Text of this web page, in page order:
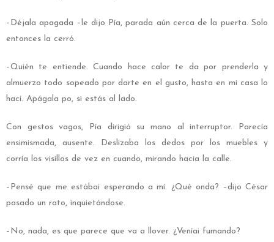
–Déjala apagada –le dijo Pía, parada aún cerca de la puerta. Solo
entonces la cerró.
–Quién te entiende. Cuando hace calor te da por prenderla y
almuerzo todo sopeado por darte en el gusto, hasta en mi casa lo
hací. Apágala po, si estás al lado.
Con gestos vagos, Pía dirigió su mano al interruptor. Parecía
ensimismada, ausente. Deslizaba los dedos por los muebles y
corría los visillos de vez en cuando, mirando hacia la calle.
–Pensé que me estábai esperando a mí. ¿Qué onda? –dijo César
pasado un rato, inquietándose.
–No, nada, es que parece que va a llover. ¿Veníai fumando?